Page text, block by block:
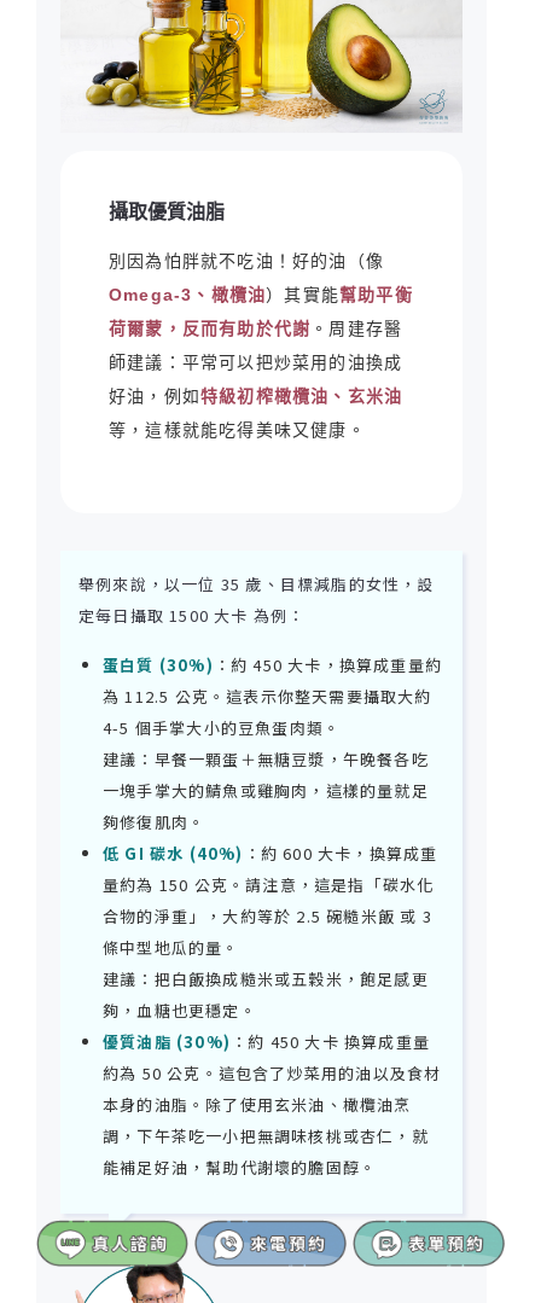
攝取優質油脂
別因為怕胖就不吃油！好的油（像
Omega-3、橄欖油）其實能幫助平衡
荷爾蒙，反而有助於代謝 。周建存醫
師建議：平常可以把炒菜用的油換成
好油，例如特級初榨橄欖油、玄米油
等，這樣就能吃得美味又健康。
舉例來說，以一位 35 歲、目標減脂的女性，設
定每日攝取 1500 大卡 為例：
蛋白質 (30%) ：約 450 大卡，換算成重量約
為 112.5 公克。這表示你整天需要攝取大約
4-5 個手掌大小的豆魚蛋肉類。
建議：早餐一顆蛋＋無糖豆漿，午晚餐各吃
一塊手掌大的鯖魚或雞胸肉，這樣的量就足
夠修復肌肉。
低 GI 碳水 (40%) ：約 600 大卡，換算成重
量約為 150 公克。請注意，這是指「碳水化
合物的淨重」，大約等於 2.5 碗糙米飯 或 3
條中型地瓜的量。
建議：把白飯換成糙米或五穀米，飽足感更
夠，血糖也更穩定。
優質油脂 (30%) ：約 450 大卡 換算成重量
約為 50 公克。這包含了炒菜用的油以及食材
本身的油脂。除了使用玄米油、橄欖油烹
調，下午茶吃一小把無調味核桃或杏仁，就
能補足好油，幫助代謝壞的膽固醇。